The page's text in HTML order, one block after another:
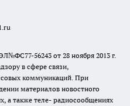
56243 от 28 ноября 2013 г.
в сфере связи,
коммуникаций. При
материалов новостного
а также теле- радиосообщениях